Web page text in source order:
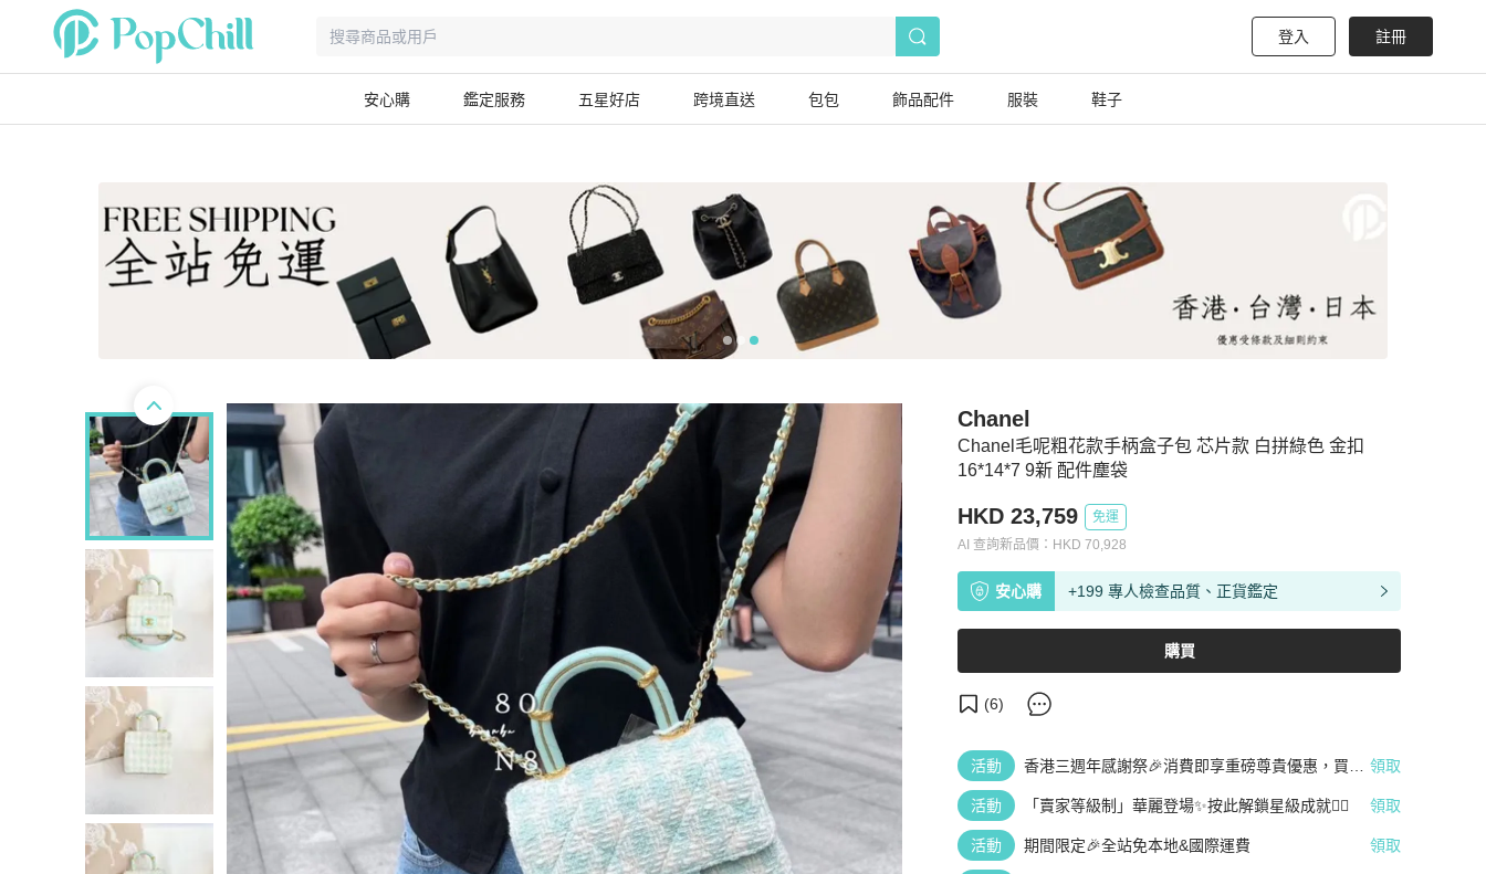
登入 註冊
安心購 鑑定服務 五星好店 跨境直送 包包 飾品配件 服裝 鞋子
Chanel毛呢粗花款手柄盒子包 芯片款 白拼綠色 金扣
16*14*7 9新 配件塵袋
Chanel
HKD 23,759
免運
AI 查詢新品價： HKD 70,928
安心購 +199 專人檢查品質、正貨鑑定
購買
(6)
活動
香港三週年感謝祭🎉消費即享重磅尊貴優惠，買越
領取
活動 「賣家等級制」華麗登場✨按此解鎖星級成就👆🏻 領取
活動 期間限定🎉全站免本地&國際運費 領取